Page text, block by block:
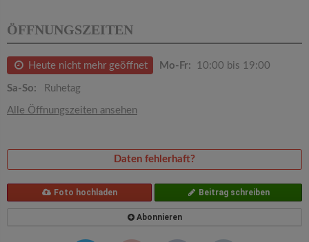
ÖFFNUNGSZEITEN
Heute nicht mehr geöffnet Mo-Fr: 10:00 bis 19:00
Sa-So: Ruhetag
Alle Öffnungszeiten ansehen
Daten fehlerhaft?
Foto hochladen Beitrag schreiben
Abonnieren
a
t
n